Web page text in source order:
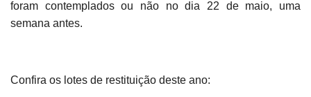
foram contemplados ou não no dia 22 de maio, uma
semana antes.
Confira os lotes de restituição deste ano: